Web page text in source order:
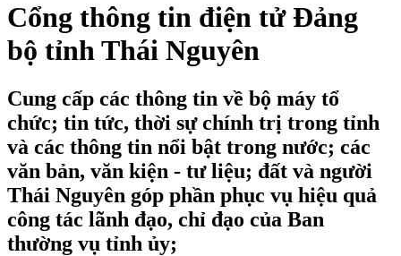
Cổng thông tin điện tử Đảng
bộ tỉnh Thái Nguyên
Cung cấp các thông tin về bộ máy tổ
chức; tin tức, thời sự chính trị trong tỉnh
và các thông tin nổi bật trong nước; các
văn bản, văn kiện - tư liệu; đất và người
Thái Nguyên góp phần phục vụ hiệu quả
công tác lãnh đạo, chỉ đạo của Ban
thường vụ tỉnh ủy;